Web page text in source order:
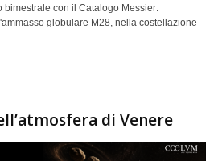
bimestrale con il Catalogo Messier:
globulare M28, nella costellazione
di Venere